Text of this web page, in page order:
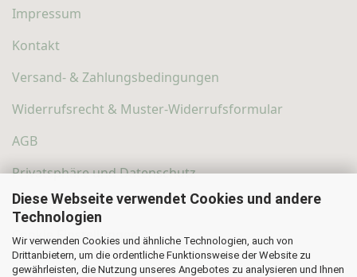
Diese Webseite verwendet Cookies und andere
Technologien
Wir verwenden Cookies und ähnliche Technologien, auch von
Drittanbietern, um die ordentliche Funktionsweise der Website zu
gewährleisten, die Nutzung unseres Angebotes zu analysieren und Ihnen
Impressum
Kontakt
Versand- & Zahlungsbedingungen
Widerrufsrecht & Muster-Widerrufsformular
AGB
Privatsphäre und Datenschutz
Callback Service
Cookie Einstellungen